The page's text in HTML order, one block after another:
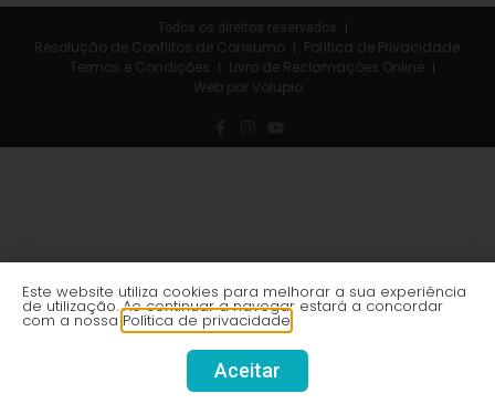
Todos os direitos reservados
Resolução de Conflitos de Consumo
Política de Privacidade
Termos e Condições
Livro de Reclamações Online
Web por Volupio
Este website utiliza cookies para melhorar a sua experiência
de utilização. Ao continuar a navegar estará a concordar
com a nossa Política de privacidade
Aceitar